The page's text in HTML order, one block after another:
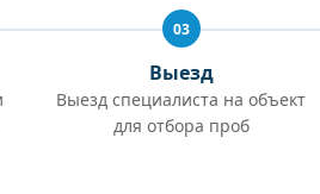
03
Выезд
Выезд специалиста на объект
для отбора проб